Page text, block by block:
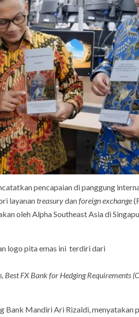
pencapaian di panggung
layanantreasurydanforeign exchange
oleh Alpha Southeast Asia di
logo pita emas ini terdiri dari
FX Bank for Hedging Requirements
Mandiri Ari Rizaldi, menyatakan